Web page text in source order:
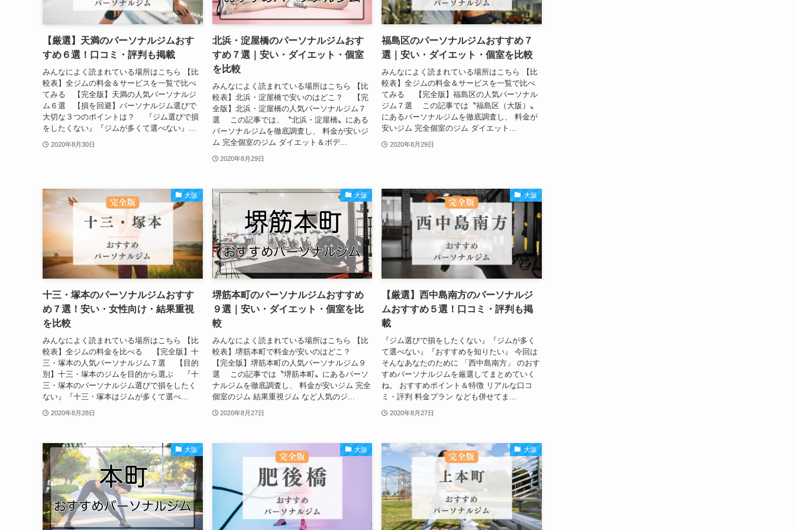
【厳選】天満のパーソナルジムおす
すめ６選！口コミ・評判も掲載
みんなによく読まれている場所はこちら 【比
較表】全ジムの料金＆サービスを一覧で比べ
てみる 【完全版】天満の人気パーソナルジ
ム６選 【損を回避】パーソナルジム選びで
大切な３つのポイントは？ 『ジム選びで損
をしたくない』『ジムが多くて選べない』...
2020年8月30日
北浜・淀屋橋のパーソナルジムおす
すめ７選｜安い・ダイエット・個室
を比較
みんなによく読まれている場所はこちら 【比
較表】北浜・淀屋橋で安いのはどこ？ 【完
全版】北浜・淀屋橋の人気パーソナルジム７
選 この記事では、〝北浜・淀屋橋〟にある
パーソナルジムを徹底調査し、 料金が安いジ
ム 完全個室のジム ダイエット＆ボデ...
2020年8月29日
福島区のパーソナルジムおすすめ７
選｜安い・ダイエット・個室を比較
みんなによく読まれている場所はこちら 【比
較表】全ジムの料金＆サービスを一覧で比べ
てみる 【完全版】福島区の人気パーソナル
ジム７選 この記事では〝福島区（大阪）〟
にあるパーソナルジムを徹底調査し、 料金が
安いジム 完全個室のジム ダイエット...
2020年8月29日
大阪
十三・塚本のパーソナルジムおすす
め７選！安い・女性向け・結果重視
を比較
みんなによく読まれている場所はこちら 【比
較表】全ジムの料金を比べる 【完全版】十
三・塚本の人気パーソナルジム７選 【目的
別】十三・塚本のジムを目的から選ぶ 『十
三・塚本のパーソナルジム選びで損をしたく
ない』『十三・塚本はジムが多くて選べ...
2020年8月28日
大阪
堺筋本町のパーソナルジムおすすめ
９選｜安い・ダイエット・個室を比
較
みんなによく読まれている場所はこちら 【比
較表】堺筋本町で料金が安いのはどこ？
【完全版】堺筋本町の人気パーソナルジム９
選 この記事では〝堺筋本町〟にあるパーソ
ナルジムを徹底調査し、 料金が安いジム 完全
個室のジム 結果重視ジム など人気のジ...
2020年8月27日
大阪
【厳選】西中島南方のパーソナルジ
ムおすすめ５選！口コミ・評判も掲
載
『ジム選びで損をしたくない』『ジムが多く
て選べない』『おすすめを知りたい』 今回は
そんなあなたのために 「西中島南方」 のおす
すめパーソナルジムを厳選してまとめていく
ね。 おすすめポイント＆特徴 リアルな口コ
ミ・評判 料金プラン なども併せてま...
2020年8月27日
大阪 大阪 大阪